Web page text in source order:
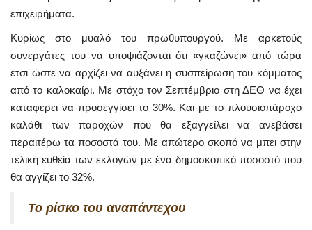
επιχειρήματα.
Κυρίως στο μυαλό του πρωθυπουργού. Με αρκετούς
συνεργάτες του να υποψιάζονται ότι «γκαζώνει» από τώρα
έτσι ώστε να αρχίζει να αυξάνει η συσπείρωση του κόμματος
από το καλοκαίρι. Με στόχο τον Σεπτέμβριο στη ΔΕΘ να έχει
καταφέρει να προσεγγίσει το 30%. Και με το πλουσιοπάροχο
καλάθι των παροχών που θα εξαγγείλει να ανεβάσει
περαιτέρω τα ποσοστά του. Με απώτερο σκοπό να μπει στην
τελική ευθεία των εκλογών με ένα δημοσκοπικό ποσοστό που
θα αγγίζει το 32%.
Το ρίσκο του αναπάντεχου